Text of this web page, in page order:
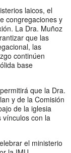
laicos, el
congregaciones y
La Dra. Muñoz
que las
las
continúen
base
que la Dra.
y de la Comisión
de la iglesia
vínculos con la
el ministerio